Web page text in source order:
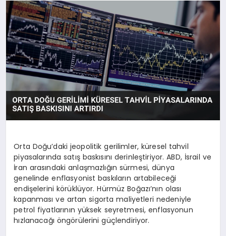
TEKNOLOJI
YAŞAM
Orta Doğu’daki jeopolitik gerilimler, küresel tahvil
piyasalarında satış baskısını derinleştiriyor. ABD, İsrail ve
İran arasındaki anlaşmazlığın sürmesi, dünya
genelinde enflasyonist baskıların artabileceği
endişelerini körüklüyor. Hürmüz Boğazı’nın olası
kapanması ve artan sigorta maliyetleri nedeniyle
petrol fiyatlarının yüksek seyretmesi, enflasyonun
hızlanacağı öngörülerini güçlendiriyor.